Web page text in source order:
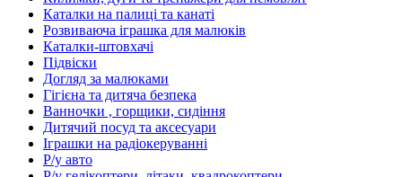
Каталки на палиці та канаті
Розвиваюча іграшка для малюків
Каталки-штовхачі
Підвіски
Догляд за малюками
Гігієна та дитяча безпека
Ванночки , горщики, сидіння
Дитячий посуд та аксесуари
Іграшки на радіокеруванні
Р/у авто